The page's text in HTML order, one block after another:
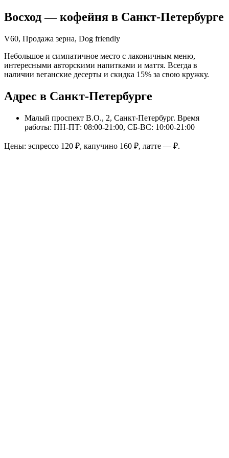
Восход— кофейня в Санкт-Петербурге
V60, Продажа зерна, Dog friendly
Небольшое и симпатичное место с лаконичным меню,
интересными авторскими напитками и маття. Всегда в
наличии веганские десерты и скидка 15% за свою кружку.
Адрес в Санкт-Петербурге
Малый проспект В.О., 2, Санкт-Петербург. Время
работы: ПН-ПТ: 08:00-21:00, СБ-ВС: 10:00-21:00
Цены: эспрессо 120 ₽, капучино 160 ₽, латте — ₽.